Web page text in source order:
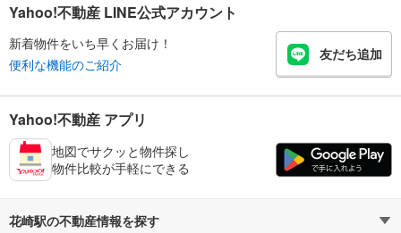
Yahoo!不動産 LINE公式アカウント
新着物件をいち早くお届け！
便利な機能のご紹介
友だち追加
Yahoo!不動産 アプリ
地図でサクッと物件探し
物件比較が手軽にできる
花崎駅の不動産情報を探す